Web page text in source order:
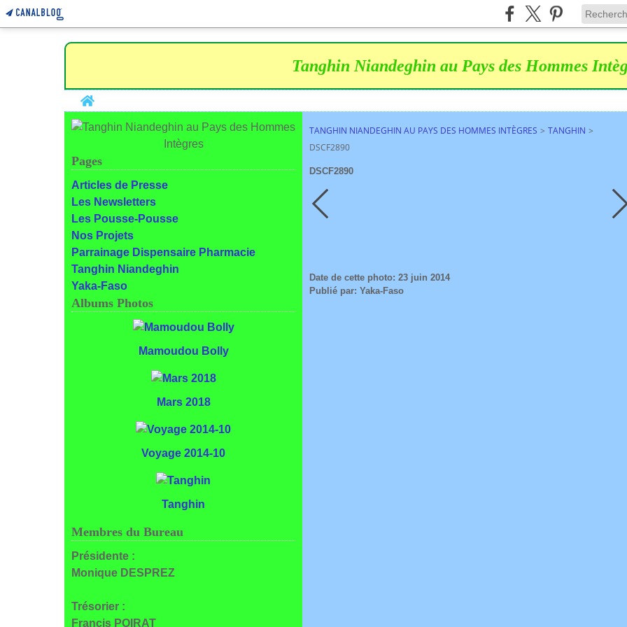
Tanghin Niandeghin au Pays des Hommes
Home
Pages
Articles de Presse
Les Newsletters
Les Pousse-Pousse
Nos Projets
Parrainage Dispensaire Pharmacie
Tanghin Niandeghin
Yaka-Faso
Albums Photos
Mamoudou Bolly
Mars 2018
Voyage 2014-10
Tanghin
Membres du Bureau
Présidente :
Monique DESPREZ
Trésorier :
Francis POIRAT
TANGHIN NIANDEGHIN AU PAYS DES HOMMES INTÈGRES > TANGHIN >
DSCF2890
DSCF2890
Date de cette photo: 23 juin 2014
Publié par: Yaka-Faso